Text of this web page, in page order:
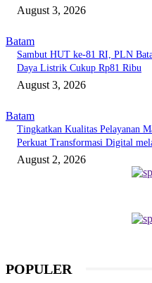
August 3, 2026
Batam
Sambut HUT ke-81 RI, PLN
Daya Listrik Cukup Rp81 Ribu
August 3, 2026
Batam
Tingkatkan Kualitas Pelayanan
Perkuat Transformasi Digital
August 2, 2026
POPULER